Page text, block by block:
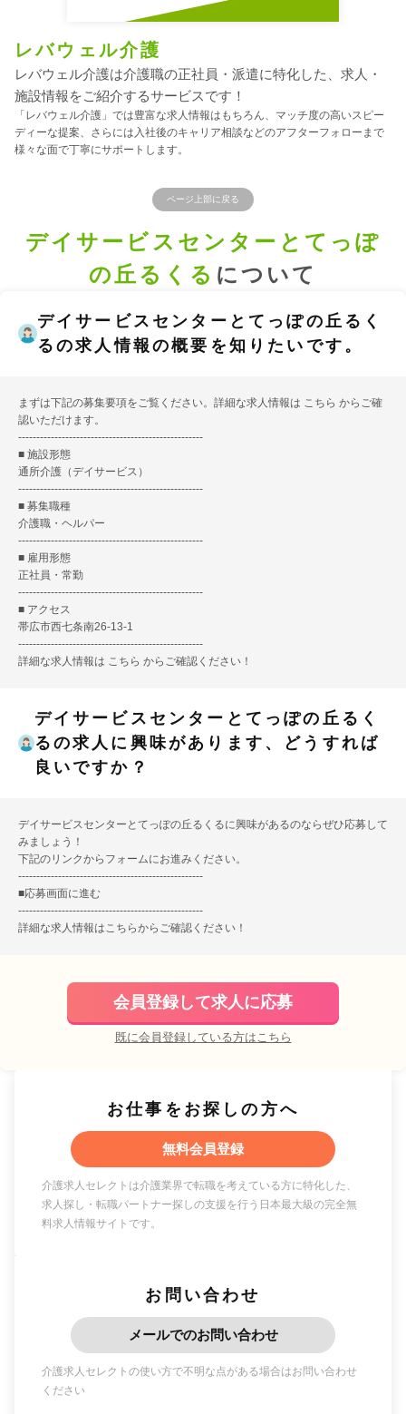
レバウェル介護
レバウェル介護は介護職の正社員・派遣に特化した、求人・
施設情報をご紹介するサービスです！
「レバウェル介護」では豊富な求人情報はもちろん、マッチ度の高いスピー
ディーな提案、さらには入社後のキャリア相談などのアフターフォローまで
様々な面で丁寧にサポートします。
ページ上部に戻る
デイサービスセンターとてっぽ
の丘るくる について
デイサービスセンターとてっぽの丘るく
るの求人情報の概要を知りたいです。
まずは下記の募集要項をご覧ください。詳細な求人情報は こちら からご確
認いただけます。
---------------------------------------------------
■ 施設形態
通所介護（デイサービス）
---------------------------------------------------
■ 募集職種
介護職・ヘルパー
---------------------------------------------------
■ 雇用形態
正社員・常勤
---------------------------------------------------
■ アクセス
帯広市西七条南26-13-1
---------------------------------------------------
詳細な求人情報は こちら からご確認ください！
デイサービスセンターとてっぽの丘るく
るの求人に興味があります、どうすれば
良いですか？
デイサービスセンターとてっぽの丘るくるに興味があるのならぜひ応募して
みましょう！
下記のリンクからフォームにお進みください。
---------------------------------------------------
■応募画面に進む
---------------------------------------------------
詳細な求人情報はこちらからご確認ください！
会員登録して求人に応募
既に会員登録している方はこちら
お仕事をお探しの方へ
無料会員登録
介護求人セレクトは介護業界で転職を考えている方に特化した、
求人探し・転職パートナー探しの支援を行う日本最大級の完全無
料求人情報サイトです。
お問い合わせ
メールでのお問い合わせ
介護求人セレクトの使い方で不明な点がある場合はお問い合わせ
ください